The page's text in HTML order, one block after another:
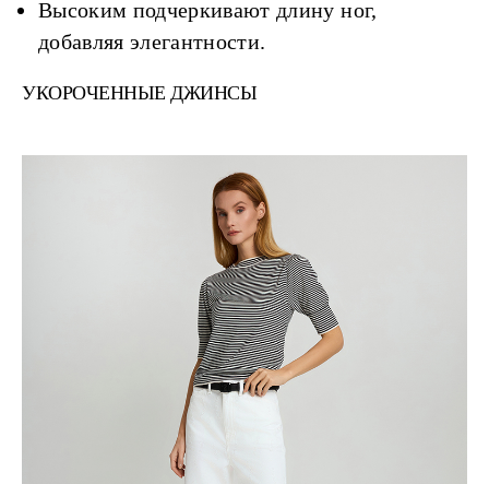
Высоким подчеркивают длину ног,
добавляя элегантности.
УКОРОЧЕННЫЕ ДЖИНСЫ